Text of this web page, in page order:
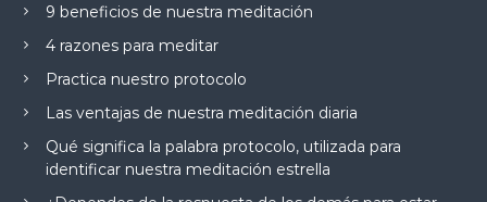
9 beneficios de nuestra meditación
4 razones para meditar
Practica nuestro protocolo
Las ventajas de nuestra meditación diaria
Qué significa la palabra protocolo, utilizada para
identificar nuestra meditación estrella